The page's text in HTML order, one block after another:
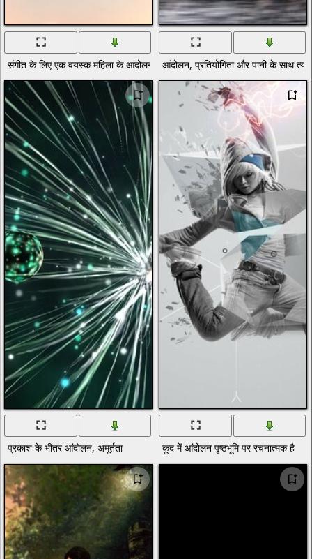
संगीत के लिए एक वयस्क महिला के आंदोलन आंदोलन, प्रतियोगिता और पानी के साथ
प्रकाश के भीतर आंदोलन, अमूर्तता कूद में आंदोलन पृष्ठभूमि पर रचनात्मक है